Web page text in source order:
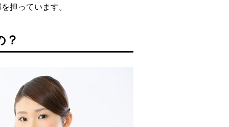
担っています。
？